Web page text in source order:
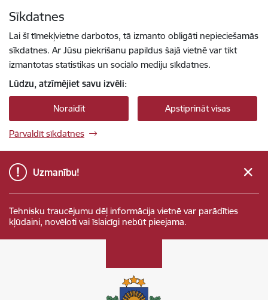
Sīkdatnes
Lai šī tīmekļvietne darbotos, tā izmanto obligāti nepieciešamās
sīkdatnes. Ar Jūsu piekrišanu papildus šajā vietnē var tikt
izmantotas statistikas un sociālo mediju sīkdatnes.
Lūdzu, atzīmējiet savu izvēli:
Noraidīt Apstiprināt visas
Pārvaldīt sīkdatnes
Uzmanību!
Tehnisku traucējumu dēļ informācija vietnē var parādīties
kļūdaini, novēloti vai īslaicīgi nebūt pieejama.